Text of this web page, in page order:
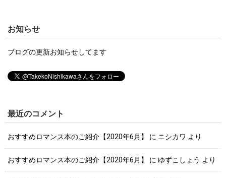
お知らせ
ブログの更新お知らせしてます
最近のコメント
おすすめロマンス本のご紹介【2020年6月】 に ニシカワ より
おすすめロマンス本のご紹介【2020年6月】 に ゆずこしょう より